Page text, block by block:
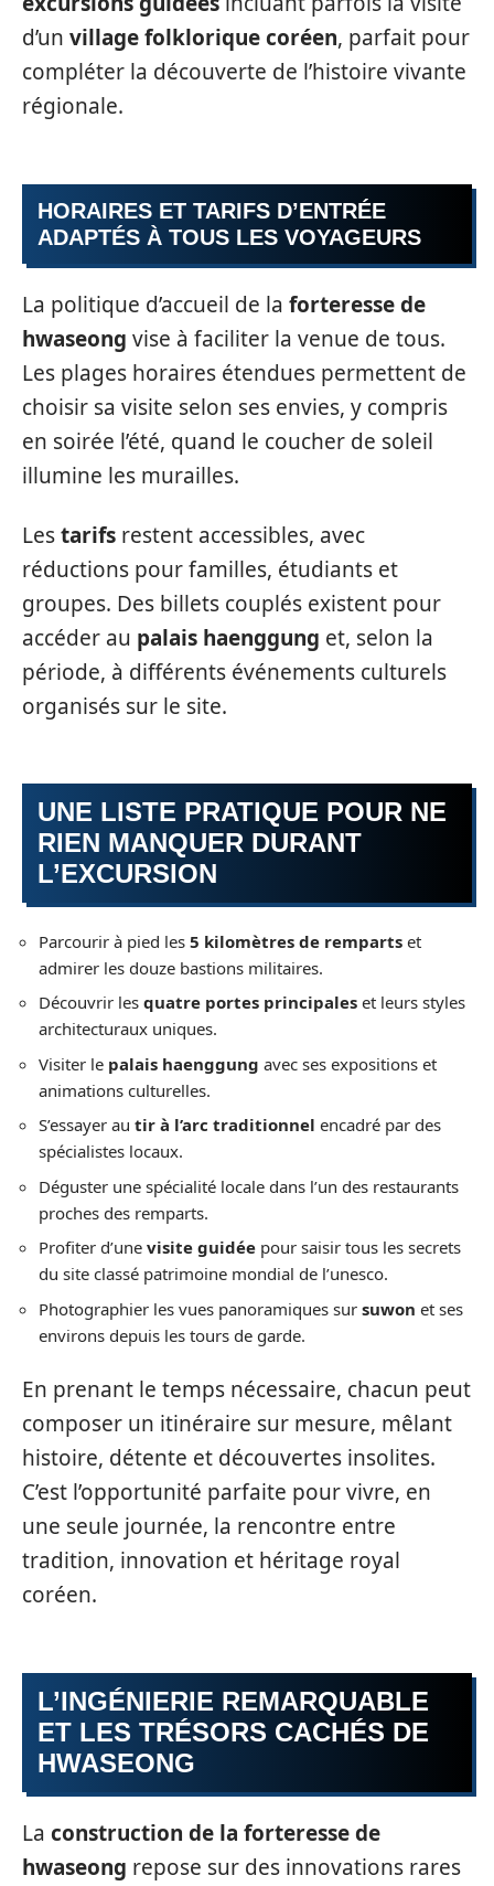
d’un village folklorique coréen, parfait pour
compléter la découverte de l’histoire vivante
régionale.
HORAIRES ET TARIFS D’ENTRÉE
ADAPTÉS À TOUS LES VOYAGEURS
La politique d’accueil de la forteresse de
hwaseong vise à faciliter la venue de tous.
Les plages horaires étendues permettent de
choisir sa visite selon ses envies, y compris
en soirée l’été, quand le coucher de soleil
illumine les murailles.
Lestarifs restent accessibles, avec
réductions pour familles, étudiants et
groupes. Des billets couplés existent pour
accéder au palais haenggung et, selon la
période, à différents événements culturels
organisés sur le site.
UNE LISTE PRATIQUE POUR NE
RIEN MANQUER DURANT
L’EXCURSION
Parcourir à pied les 5 kilomètres de remparts et
admirer les douze bastions militaires.
Découvrir les quatre portes principales et leurs styles
architecturaux uniques.
Visiter le palais haenggung avec ses expositions et
animations culturelles.
S’essayer au tir à l’arc traditionnel encadré par des
spécialistes locaux.
Déguster une spécialité locale dans l’un des restaurants
proches des remparts.
Profiter d’une visite guidée pour saisir tous les secrets
du site classé patrimoine mondial de l’unesco.
Photographier les vues panoramiques sur suwon et ses
environs depuis les tours de garde.
En prenant le temps nécessaire, chacun peut
composer un itinéraire sur mesure, mêlant
histoire, détente et découvertes insolites.
C’est l’opportunité parfaite pour vivre, en
une seule journée, la rencontre entre
tradition, innovation et héritage royal
coréen.
L’INGÉNIERIE REMARQUABLE
ET LES TRÉSORS CACHÉS DE
HWASEONG
La construction de la forteresse de
hwaseong repose sur des innovations rares